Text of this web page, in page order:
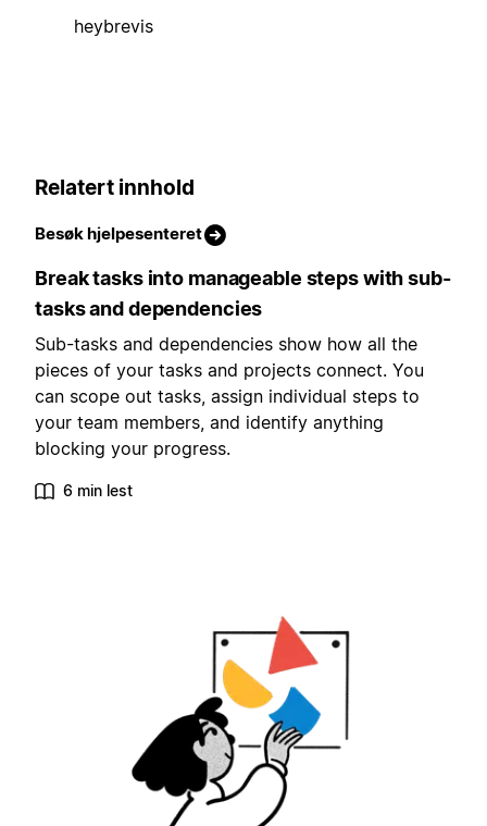
heybrevis
Relatert innhold
Besøk hjelpesenteret
Break tasks into manageable steps with sub-
tasks and dependencies
Sub-tasks and dependencies show how all the
pieces of your tasks and projects connect. You
can scope out tasks, assign individual steps to
your team members, and identify anything
blocking your progress.
6 min lest